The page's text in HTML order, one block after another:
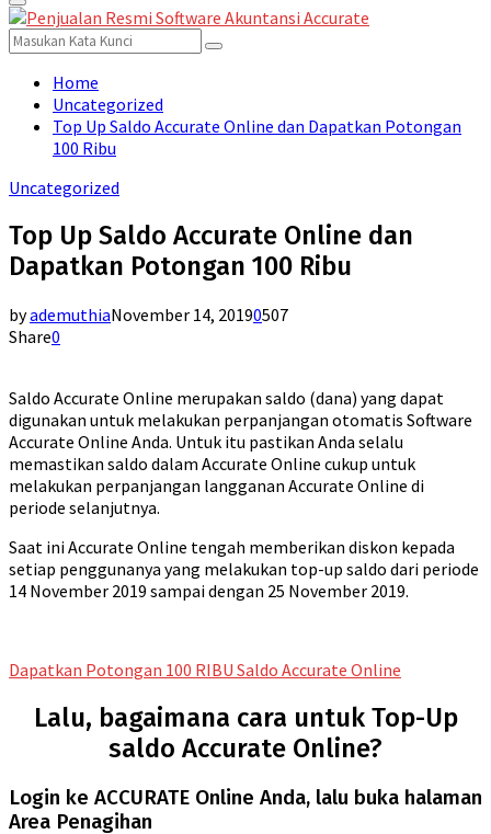
for:
Primary
Menu
Search
for:
Search
Home
Uncategorized
Top Up Saldo Accurate Online dan Dapatkan Potongan
100 Ribu
Uncategorized
Top Up Saldo Accurate Online dan
Dapatkan Potongan 100 Ribu
byademuthiaNovember 14, 20190507
Share0
Saldo Accurate Online merupakan saldo (dana) yang dapat
digunakan untuk melakukan perpanjangan otomatis Software
Accurate Online Anda. Untuk itu pastikan Anda selalu
memastikan saldo dalam Accurate Online cukup untuk
melakukan perpanjangan langganan Accurate Online di
periode selanjutnya.
Saat ini Accurate Online tengah memberikan diskon kepada
setiap penggunanya yang melakukan top-up saldo dari periode
14 November 2019 sampai dengan 25 November 2019.
Dapatkan Potongan 100 RIBU Saldo Accurate Online
Lalu, bagaimana cara untuk Top-Up
saldo Accurate Online?
Login ke ACCURATE Online Anda, lalu buka halaman
Area Penagihan